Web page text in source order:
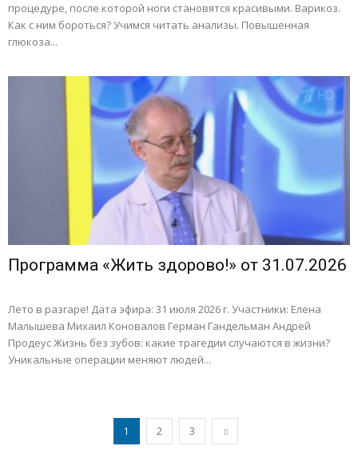
процедуре, после которой ноги становятся красивыми. Варикоз.
Как с ним бороться? Учимся читать анализы. Повышенная
глюкоза...
Программа «Жить здорово!» от 31.07.2026
Лето в разгаре! Дата эфира: 31 июля 2026 г. Участники: Елена
Малышева Михаил Коновалов Герман Гандельман Андрей
Продеус Жизнь без зубов: какие трагедии случаются в жизни?
Уникальные операции меняют людей...
1 2 3